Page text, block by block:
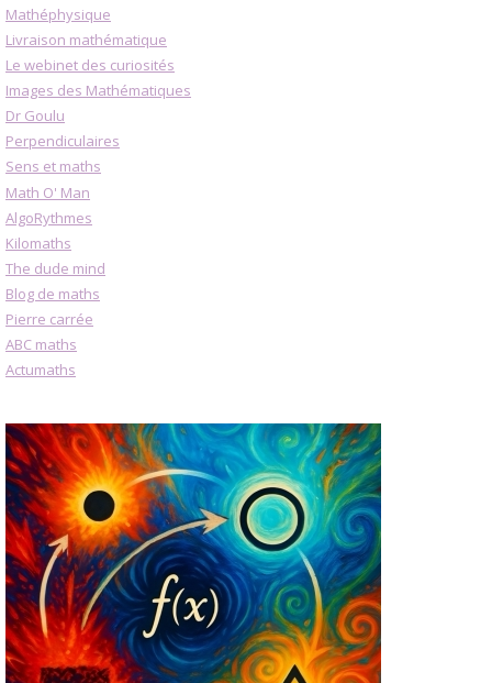
Mathéphysique
Livraison mathématique
Le webinet des curiosités
Images des Mathématiques
Dr Goulu
Perpendiculaires
Sens et maths
Math O' Man
AlgoRythmes
Kilomaths
The dude mind
Blog de maths
Pierre carrée
ABC maths
Actumaths